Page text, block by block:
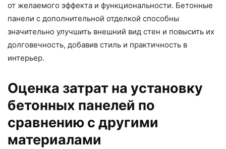
от желаемого эффекта и функциональности. Бетонные
панели с дополнительной отделкой способны
значительно улучшить внешний вид стен и повысить их
долговечность, добавив стиль и практичность в
интерьер.
Оценка затрат на установку
бетонных панелей по
сравнению с другими
материалами